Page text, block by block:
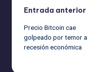
Navegación
de
entradas
Entrada anterior
Precio Bitcoin cae
golpeado por temor a
recesión económica